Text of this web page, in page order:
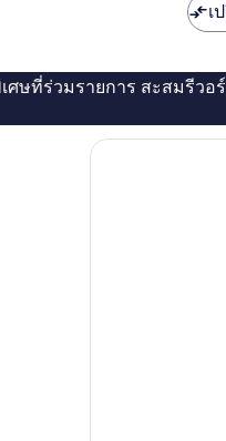
เ
ษที่ร่วมรายการ สะสมรีวอ